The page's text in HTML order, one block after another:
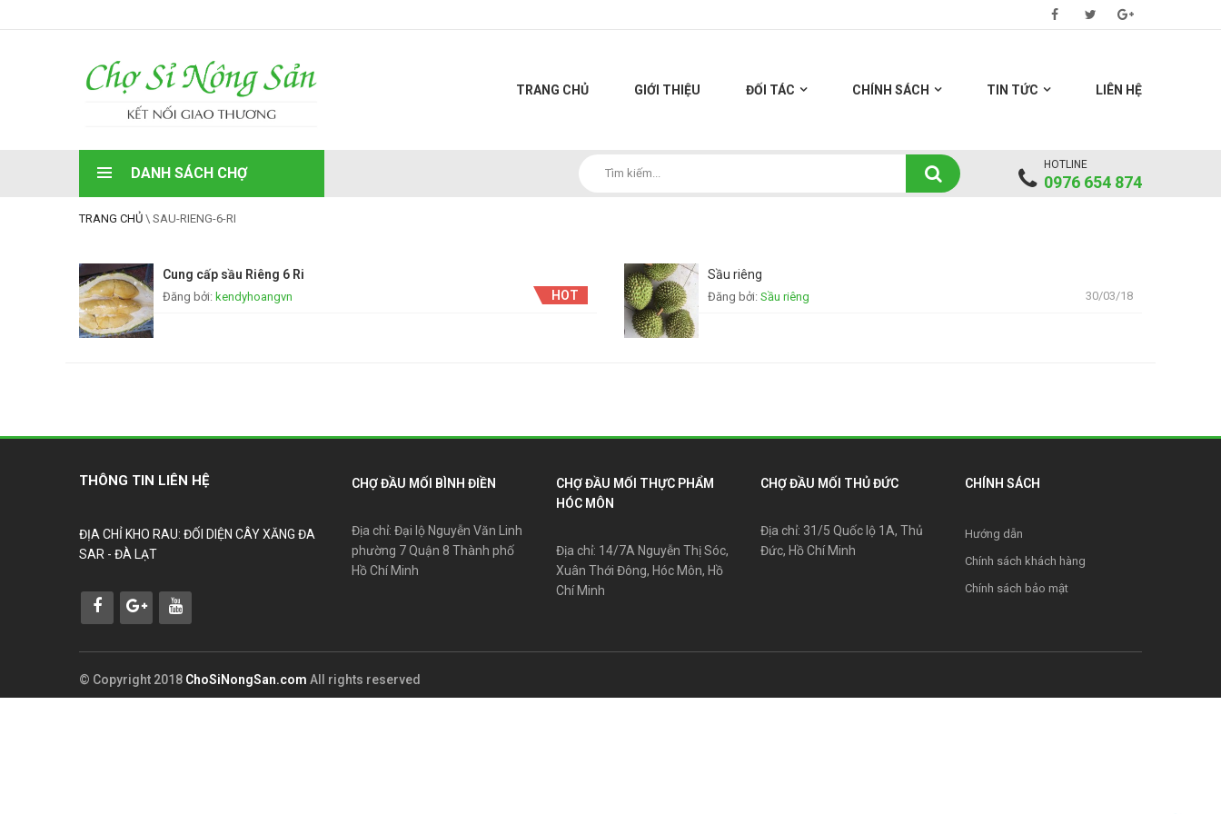
TRANG CHỦ GIỚI THIỆU ĐỐI TÁC CHÍNH SÁCH TIN TỨC LIÊN HỆ
DANH SÁCH CHỢ HOTLINE
0976 654 874
TRANG CHỦ \ SAU-RIENG-6-RI
Cung cấp sầu Riêng 6 Ri
Đăng bởi: kendyhoangvn HOT
Sầu riêng
Đăng bởi: Sầu riêng 30/03/18
THÔNG TIN LIÊN HỆ
ĐỊA CHỈ KHO RAU: ĐỐI DIỆN CÂY XĂNG ĐA
SAR - ĐÀ LẠT
CHỢ ĐẦU MỐI BÌNH ĐIỀN
Địa chỉ: Đại lộ Nguyễn Văn Linh
phường 7 Quận 8 Thành phố
Hồ Chí Minh
CHỢ ĐẦU MỐI THỰC PHẨM
HÓC MÔN
Địa chỉ: 14/7A Nguyễn Thị Sóc,
Xuân Thới Đông, Hóc Môn, Hồ
Chí Minh
CHỢ ĐẦU MỐI THỦ ĐỨC
Địa chỉ: 31/5 Quốc lộ 1A, Thủ
Đức, Hồ Chí Minh
CHÍNH SÁCH
Hướng dẫn
Chính sách khách hàng
Chính sách bảo mật
© Copyright 2018 ChoSiNongSan.com All rights reserved